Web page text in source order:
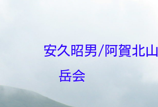
安久昭男/阿賀北山
岳会